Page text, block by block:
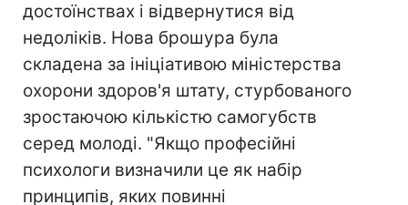
достоїнствах і відвернутися від
недоліків. Нова брошура була
складена за ініціативою міністерства
охорони здоров'я штату, стурбованого
зростаючою кількістю самогубств
серед молоді. "Якщо професійні
психологи визначили це як набір
принципів, яких повинні